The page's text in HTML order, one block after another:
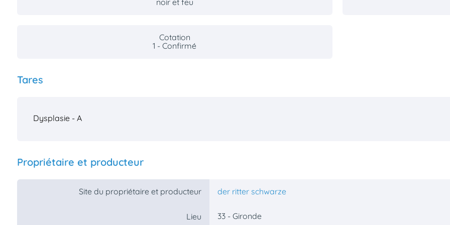
noir et feu
Cotation
1 - Confirmé
Tares
Dysplasie - A
Propriétaire et producteur
Site du propriétaire et producteur der ritter schwarze
Lieu 33 - Gironde